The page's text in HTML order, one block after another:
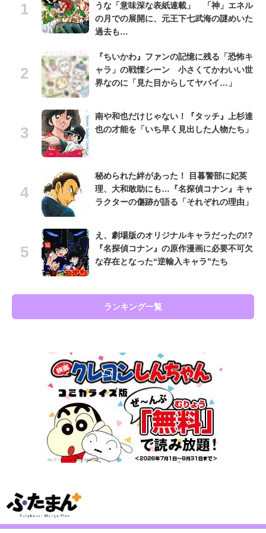
うな「意味深な表紙連載」 「神」エネル
の月での展開に、元王下七武海の謎めいた
過去も…
『ちいかわ』ファンの記憶に残る「恐怖キ
ャラ」の戦慄シーン 小さくてかわいい世
界なのに「見た目からしてヤバイ…」
南や和也だけじゃない！『タッチ』上杉達
也の才能を「いち早く見出した人物たち」
秘められた絆があった！ 目暮警部に妃英
理、大和敢助にも…『名探偵コナン』キャ
ラクターの傷跡が語る「それぞれの理由」
え、劇場版のオリジナルキャラだったの!?
『名探偵コナン』の原作漫画に必要不可欠
な存在となった“逆輸入キャラ”たち
ランキング一覧